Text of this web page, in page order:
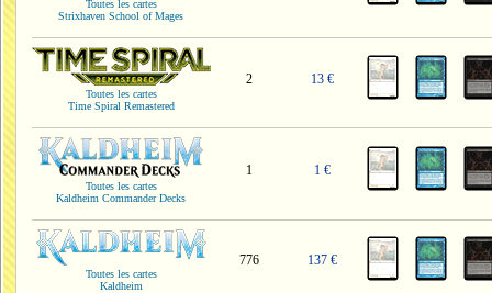
Toutes les cartes
Strixhaven School of Mages
Toutes les cartes
Time Spiral Remastered
2 13 €
Toutes les cartes
Kaldheim Commander Decks
1 1 €
Toutes les cartes
Kaldheim
776 137 €